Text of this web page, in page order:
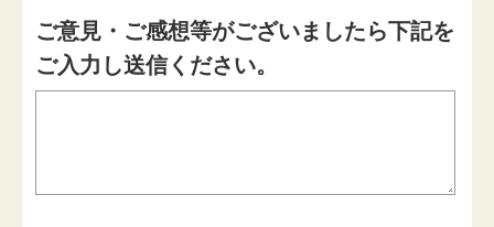
ご意見・ご感想等がございましたら下記を
ご入力し送信ください。